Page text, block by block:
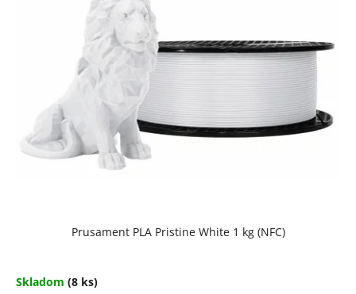
Prusament PLA Pristine White 1 kg (NFC)
Skladom (8 ks)